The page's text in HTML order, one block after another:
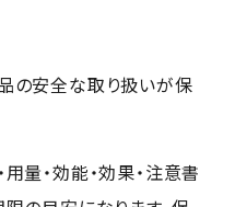
の安全な取り扱いが保
量・効能・効果・注意書